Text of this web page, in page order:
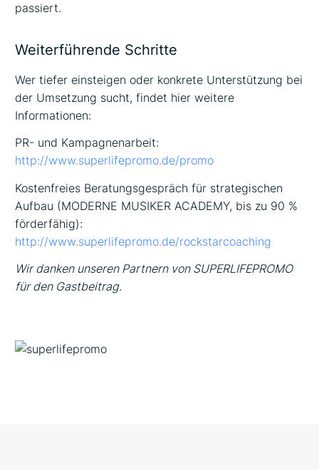
passiert.
Weiterführende Schritte
Wer tiefer einsteigen oder konkrete Unterstützung bei
der Umsetzung sucht, findet hier weitere
Informationen:
PR- und Kampagnenarbeit:
http://www.superlifepromo.de/promo
Kostenfreies Beratungsgespräch für strategischen
Aufbau (MODERNE MUSIKER ACADEMY, bis zu 90 %
förderfähig):
http://www.superlifepromo.de/rockstarcoaching
Wir danken unseren Partnern von SUPERLIFEPROMO
für den Gastbeitrag.